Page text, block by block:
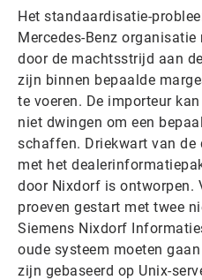
Het standaardisatie-
Mercedes-Benz
door de machtsstrijd aan
zijn binnen bepaalde
te voeren. De importeur
niet dwingen om een
schaffen. Driekwart van de
met het
door Nixdorf is ontworpen.
proeven gestart met twee
Siemens Nixdorf
oude systeem moeten
zijn gebaseerd op Unix-